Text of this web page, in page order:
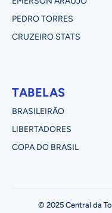
PEDRO TORRES
CRUZEIRO STATS
TABELAS
BRASILEIRÃO
LIBERTADORES
COPA DO BRASIL
© 2025 Central da